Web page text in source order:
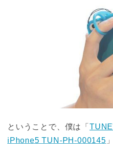
ということで、僕は「
iPhone5 TUN-PH-000145